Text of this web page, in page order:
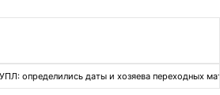
определились даты и хозяева переходных